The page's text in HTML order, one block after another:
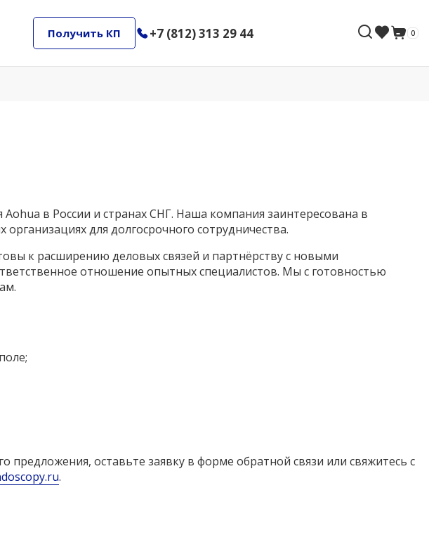
Получить КП +7 (812) 313 29 44 0
в России и странах СНГ. Наша компания заинтересована в
для долгосрочного сотрудничества.
к расширению деловых связей и партнёрству с новыми
отношение опытных специалистов. Мы с готовностью
предложения, оставьте заявку в форме обратной связи или свяжитесь с
.